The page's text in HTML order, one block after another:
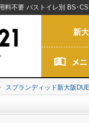
新
スプランディッド新大阪